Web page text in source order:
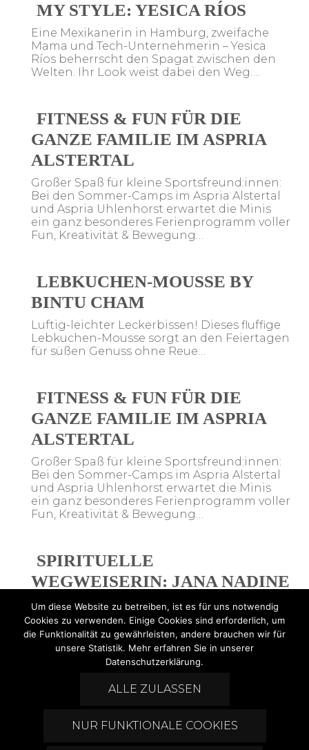
MY STYLE: YESICA RÍOS
Eine Mexikanerin in Hamburg, zweifache
Mama und Tech-Unternehmerin – Yesica
Ríos beherrscht den Spagat zwischen den
Welten. Ihr Look weist dabei den Weg….
FITNESS & FUN FÜR DIE
GANZE FAMILIE IM ASPRIA
ALSTERTAL
Großer Spaß für kleine Sportsfreund:innen:
Bei den Sommer-Camps im Aspria Alstertal
und Aspria Uhlenhorst erwartet die Minis
ein ganz besonderes Ferienprogramm voller
Fun, Kreativität & Bewegung…
LEBKUCHEN-MOUSSE BY
BINTU CHAM
Luftig-leichter Leckerbissen! Dieses fluffige
Lebkuchen-Mousse sorgt an den Feiertagen
für süßen Genuss ohne Reue…
FITNESS & FUN FÜR DIE
GANZE FAMILIE IM ASPRIA
ALSTERTAL
Großer Spaß für kleine Sportsfreund:innen:
Bei den Sommer-Camps im Aspria Alstertal
und Aspria Uhlenhorst erwartet die Minis
ein ganz besonderes Ferienprogramm voller
Fun, Kreativität & Bewegung…
SPIRITUELLE
WEGWEISERIN: JANA NADINE
NEUMANN
Manchmal braucht es den Mut, neue Wege
zu gehen, um wieder zu sich selbst zu finden.
Genau das hat Jana Nadine Neumann
Navigation
Um diese Website zu betreiben, ist es für uns notwendig
Cookies zu verwenden. Einige Cookies sind erforderlich, um
die Funktionalität zu gewährleisten, andere brauchen wir für
unsere Statistik. Mehr erfahren Sie in unserer
Datenschutzerklärung.
ALLE ZULASSEN
NUR FUNKTIONALE COOKIES